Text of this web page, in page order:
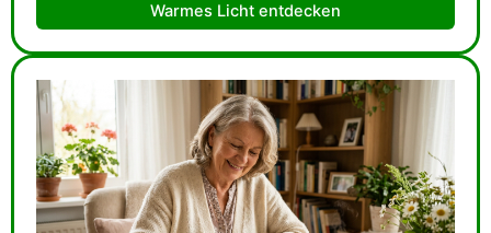
Warmes Licht entdecken